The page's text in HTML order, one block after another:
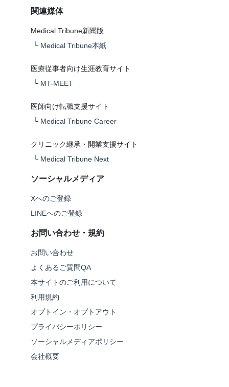
関連媒体
Medical Tribune新聞版
└ Medical Tribune本紙
医療従事者向け生涯教育サイト
└ MT-MEET
医師向け転職支援サイト
└ Medical Tribune Career
クリニック継承・開業支援サイト
└ Medical Tribune Next
ソーシャルメディア
Xへのご登録
LINEへのご登録
お問い合わせ・規約
お問い合わせ
よくあるご質問QA
本サイトのご利用について
利用規約
オプトイン・オプトアウト
プライバシーポリシー
ソーシャルメディアポリシー
会社概要